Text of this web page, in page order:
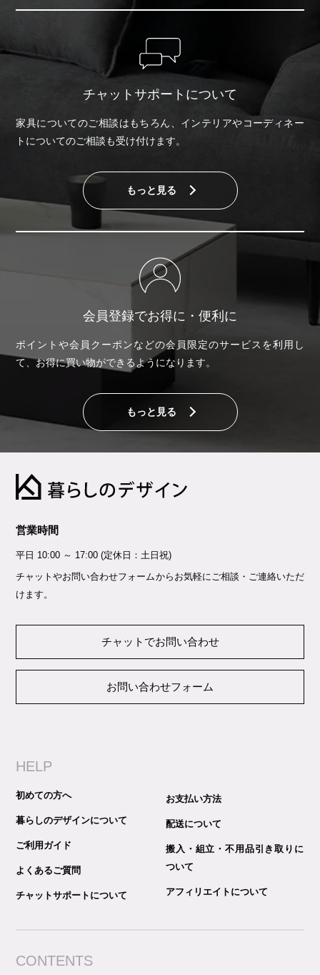
チャットサポートについて
家具についてのご相談はもちろん、インテリアやコーディネー
トについてのご相談も受け付けます。
もっと見る
会員登録でお得に・便利に
ポイントや会員クーポンなどの会員限定のサービスを利用し
て、お得に買い物ができるようになります。
もっと見る
営業時間
平日 10:00 ～ 17:00 (定休日：土日祝)
チャットやお問い合わせフォームからお気軽にご相談・ご連絡いただ
けます。
チャットでお問い合わせ
お問い合わせフォーム
HELP
初めての方へ
暮らしのデザインについて
ご利用ガイド
よくあるご質問
チャットサポートについて
お支払い方法
配送について
搬入・組立・不用品引き取りに
ついて
アフィリエイトについて
CONTENTS